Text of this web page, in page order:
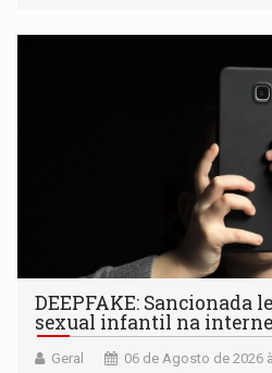
DEEPFAKE: Sancionada
sexual infantil na
Geral 06 de Agosto de 2026